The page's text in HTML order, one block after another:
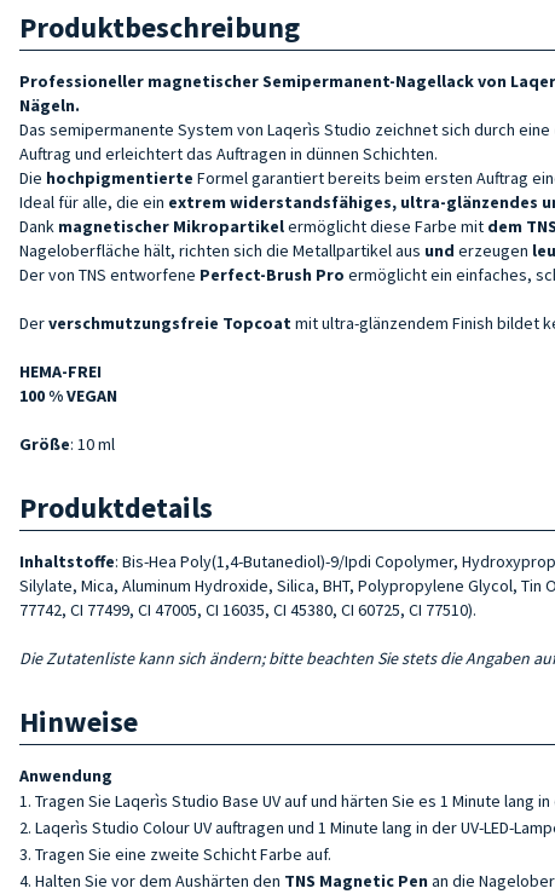
Produktbeschreibung
Professioneller magnetischer Semipermanent-Nagellackvon
Nägeln.
Das semipermanente System von Laqerìs Studio zeichnet sich durch eine
Auftrag und erleichtert das Auftragen in dünnen Schichten.
Die hochpigmentierte Formel garantiert bereits beim ersten Auftrag
Ideal für alle, die ein extrem widerstandsfähiges, ultra-glänzendes
Dank magnetischer Mikropartikelermöglicht diese Farbe mit dem
Nageloberfläche hält, richten sich die Metallpartikel aus und erzeugen
Der von TNS entworfene Perfect-Brush Pro ermöglicht ein einfaches,
Derverschmutzungsfreie Topcoatmit ultra-glänzendem Finish bildet
HEMA-FREI
100 % VEGAN
Größe: 10 ml
Produktdetails
Inhaltstoffe: Bis-Hea Poly(1,4-Butanediol)-9/Ipdi Copolymer,
Silylate, Mica, Aluminum Hydroxide, Silica, BHT, Polypropylene Glycol, Tin
77742, CI 77499, CI 47005, CI 16035, CI 45380, CI 60725, CI 77510).
Die Zutatenliste kann sich ändern; bitte beachten Sie stets die Angaben
Hinweise
Anwendung
Tragen Sie Laqerìs Studio Base UV auf und härten Sie es 1 Minute lang in
Laqerìs Studio Colour UV auftragen und 1 Minute lang in der UV-LED-
Tragen Sie eine zweite Schicht Farbe auf.
Halten Sie vor dem Aushärten den TNS Magnetic Pen an die